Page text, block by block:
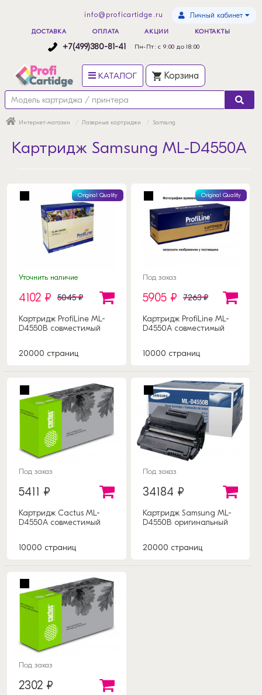
info@proficartidge.ru Личный кабинет
ДОСТАВКА ОПЛАТА АКЦИИ КОНТАКТЫ
+7(499)380-81-41 Пн-Пт: с 9:00 до 18:00
КАТАЛОГ Корзина
Интернет-магазин Лазерные картриджи Samsung
Картридж Samsung ML-D4550A
Original Quality
Уточнить наличие
4102 ₽ 5045 ₽
Картридж ProfiLine ML-
D4550B совместимый
20000 страниц
Original Quality
Под заказ
5905 ₽ 7263 ₽
Картридж ProfiLine ML-
D4550A совместимый
10000 страниц
Под заказ
5411 ₽
Картридж Cactus ML-
D4550A совместимый
10000 страниц
Под заказ
34184 ₽
Картридж Samsung ML-
D4550B оригинальный
20000 страниц
Под заказ
2302 ₽